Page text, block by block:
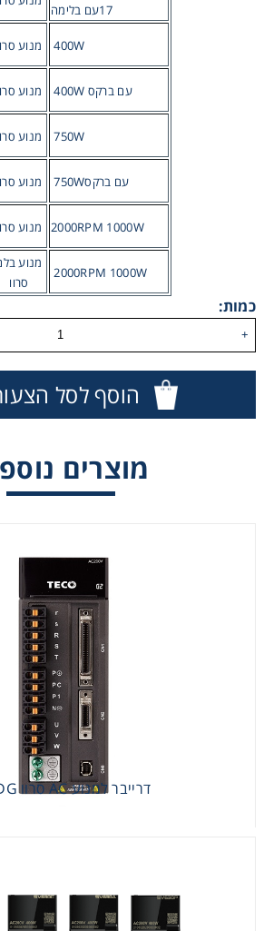
17עם בלימה
מנוע 400W
מנוע 400W עם ברקס
מנוע 750W
מנוע 750Wעם ברקס
מנוע 2000RPM 1000W
מנוע
סרוו
2000RPM 1000W
כמות:
+
הוסף לסל
מוצרים
דרייבר למנוע AC סרוו JSDG
דרייבר למנוע AC סרוו JSDG